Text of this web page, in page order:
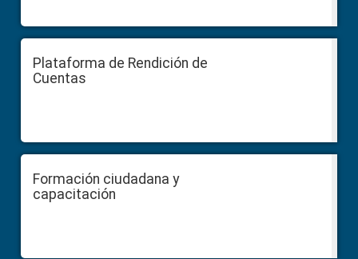
Plataforma de Rendición de
Cuentas
Formación ciudadana y
capacitación